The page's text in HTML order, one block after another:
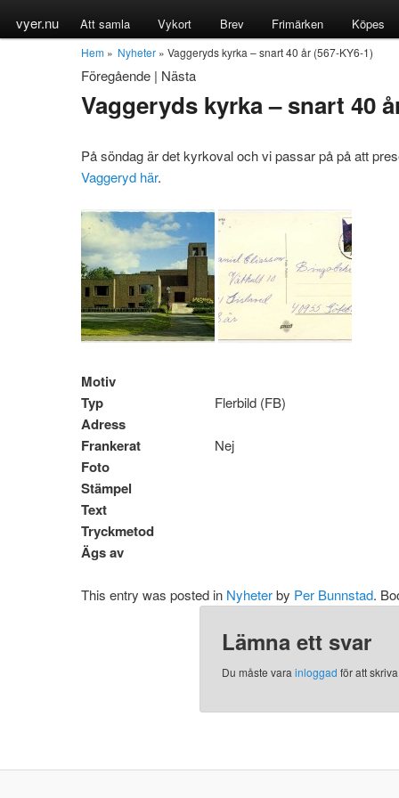
vyer.nu Att samla Vykort Brev Frimärken Köpes
Hem » Nyheter » Vaggeryds kyrka – snart 40 år (567-KY6-1)
Föregående | Nästa
Vaggeryds kyrka – snart 40
På söndag är det kyrkoval och vi passar på på att
Vaggeryd här.
Motiv
Typ
Flerbild (FB)
Adress
Frankerat
Nej
Foto
Stämpel
Text
Tryckmetod
Ägs av
This entry was posted in Nyheterby Per Bunnstad.
Lämna ett svar
Du måste varainloggad för att